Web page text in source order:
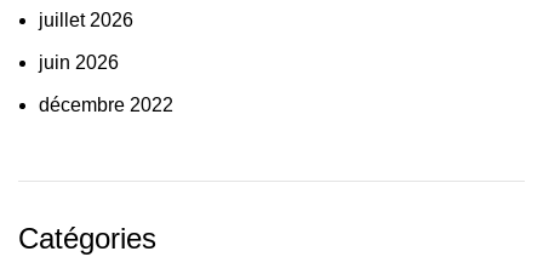
juillet 2026
juin 2026
décembre 2022
Catégories